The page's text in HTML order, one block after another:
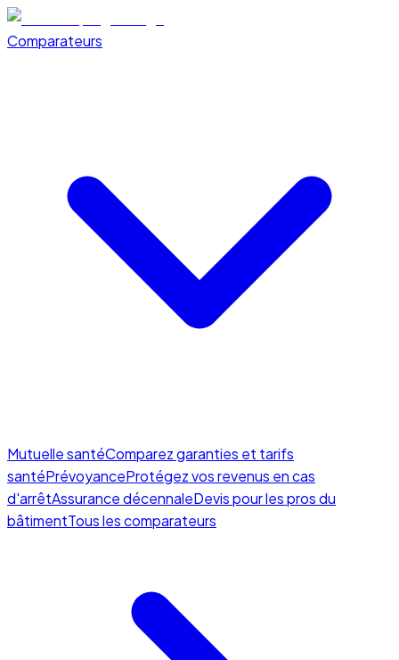
Comparateurs
Mutuelle santéComparez garanties et tarifs
santéPrévoyanceProtégez vos revenus en cas
d'arrêtAssurance décennaleDevis pour les pros du
bâtimentTous les comparateurs